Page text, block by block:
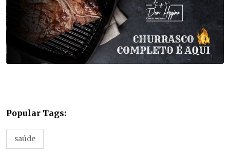
Popular Tags:
saúde